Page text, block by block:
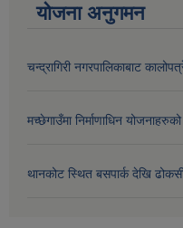
योजना अनुगमन
चन्द्रागिरी नगरपालिकाबाट
मच्छेगाउँमा निर्माणाधिन
थानकोट स्थित बसपार्क देखि